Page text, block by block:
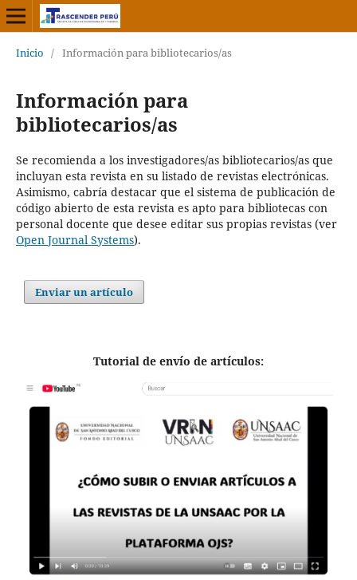
Inicio / Información para bibliotecarios/as
Información para
bibliotecarios/as
Se recomienda a los investigadores/as bibliotecarios/as que
incluyan esta revista en su listado de revistas electrónicas.
Asimismo, cabría destacar que el sistema de publicación de
código abierto de esta revista es apto para bibliotecas con
personal docente que desee editar sus propias revistas (ver
Open Journal Systems).
Enviar un artículo
Tutorial de envío de artículos: